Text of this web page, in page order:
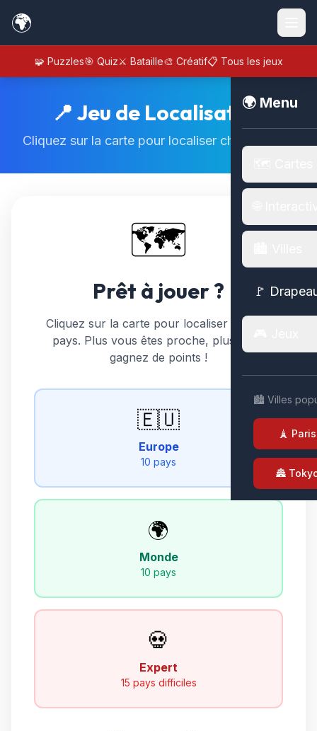
🌍
🧩 Puzzles🎯 Quiz⚔️ Bataille🎨 Créatif📋 Tous les jeux
🌍 Menu
🚩
🏙️ Villes
🗼 Paris
🏯
📍 Jeu de Localisation
Cliquez sur la carte pour localiser chaque pays
🗺️
Prêt à jouer ?
Cliquez sur la carte pour localiser chaque
pays. Plus vous êtes proche, plus vous
gagnez de points !
🇪🇺
Europe
10 pays
🌍
Monde
10 pays
💀
Expert
15 pays difficiles